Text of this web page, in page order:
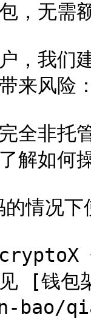
，无需
，我们
来风险
全非托
解如何
情况下
见 [